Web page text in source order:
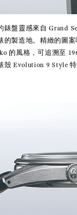
錶盤靈感來自 Grand
的製造地。精緻的圖
的風格，可追溯至
殼 Evolution 9 Style 特